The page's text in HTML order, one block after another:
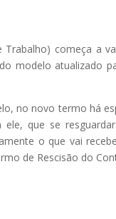
Trabalho) começa a
modelo atualizado
no novo termo há
que se
o que vai
de Rescisão do